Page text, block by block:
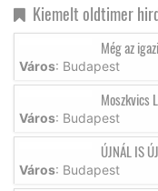
Kiemelt oldtimer
Még az
Város: Budapest
Moszkvics
Város: Budapest
ÚJNÁL IS
Város: Budapest